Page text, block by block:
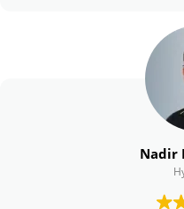
en 6 mois, pour plus de
Son travail nous a
Nous la
Nadir